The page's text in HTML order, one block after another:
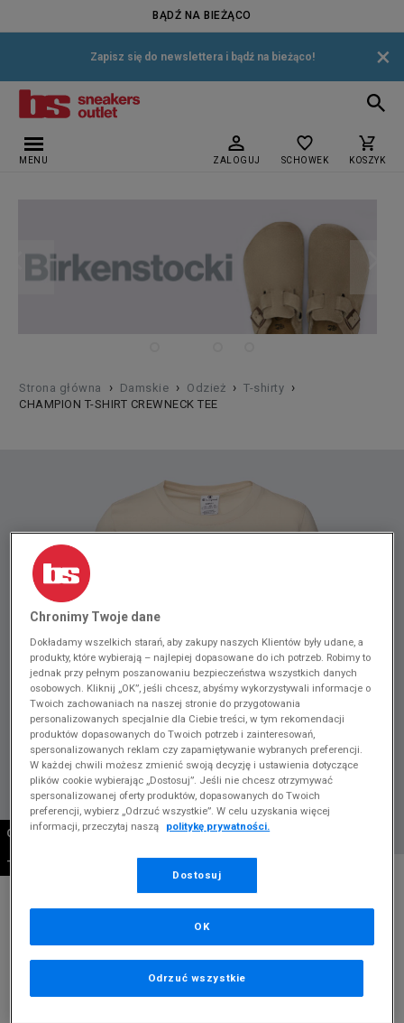
BĄDŹ NA BIEŻĄCO
Zapisz się do newslettera i bądź na bieżąco! ×
MENU ZALOGUJ SCHOWEK KOSZYK
Strona główna › Damskie › Odzież › T-shirty ›
CHAMPION T-SHIRT CREWNECK TEE
OSTATNIE SZTUKI
-10% ZA MIN. 500 ZŁ KOD: SUM10
Produkt pochodzi z końcówek aktualnych kolekcji, ubiegłych
sezonów lub z ekspozycji.Szczegóły.
59,99 zł
Chronimy Twoje dane
Dokładamy wszelkich starań, aby zakupy naszych Klientów były udane, a
produkty, które wybierają – najlepiej dopasowane do ich potrzeb. Robimy to
jednak przy pełnym poszanowaniu bezpieczeństwa wszystkich danych
osobowych. Kliknij „OK”, jeśli chcesz, abyśmy wykorzystywali informacje o
Twoich zachowaniach na naszej stronie do przygotowania
personalizowanych specjalnie dla Ciebie treści, w tym rekomendacji
produktów dopasowanych do Twoich potrzeb i zainteresowań,
spersonalizowanych reklam czy zapamiętywanie wybranych preferencji.
W każdej chwili możesz zmienić swoją decyzję i ustawienia dotyczące
plików cookie wybierając „Dostosuj”. Jeśli nie chcesz otrzymywać
spersonalizowanej oferty produktów, dopasowanych do Twoich
preferencji, wybierz „Odrzuć wszystkie”. W celu uzyskania więcej
informacji, przeczytaj naszą
politykę prywatności.
Dostosuj
Odrzuć wszystkie
OK